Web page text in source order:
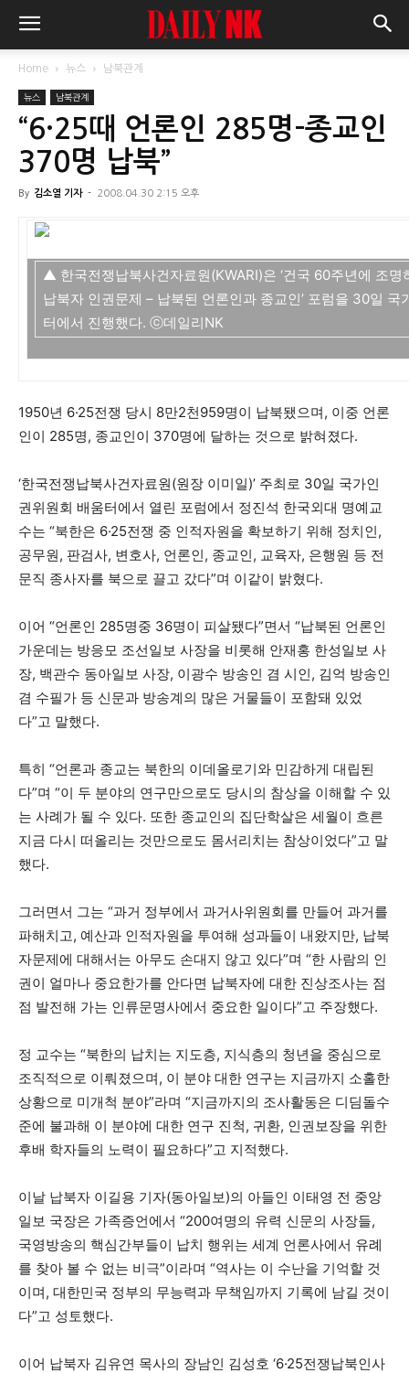
Home 뉴스 남북관계
뉴스 남북관계
“6·25때 언론인 285명-종교인
370명 납북”
By 김소열 기자 - 2008.04.30 2:15 오후
▲ 한국전쟁납북사건자료원(KWARI)은 ‘건국 60주년에 조명
납북자 인권문제 – 납북된 언론인과 종교인’ 포럼을 30일 국
터에서 진행했다. ⓒ데일리NK
1950년 6·25전쟁 당시 8만2천959명이 납북됐으며, 이중 언론
인이 285명, 종교인이 370명에 달하는 것으로 밝혀졌다.
‘한국전쟁납북사건자료원(원장 이미일)’ 주최로 30일 국가인
권위원회 배움터에서 열린 포럼에서 정진석 한국외대 명예교
수는 “북한은 6·25전쟁 중 인적자원을 확보하기 위해 정치인,
공무원, 판검사, 변호사, 언론인, 종교인, 교육자, 은행원 등 전
문직 종사자를 북으로 끌고 갔다”며 이같이 밝혔다.
이어 “언론인 285명중 36명이 피살됐다”면서 “납북된 언론인
가운데는 방응모 조선일보 사장을 비롯해 안재홍 한성일보 사
장, 백관수 동아일보 사장, 이광수 방송인 겸 시인, 김억 방송인
겸 수필가 등 신문과 방송계의 많은 거물들이 포함돼 있었
다”고 말했다.
특히 “언론과 종교는 북한의 이데올로기와 민감하게 대립된
다”며 “이 두 분야의 연구만으로도 당시의 참상을 이해할 수 있
는 사례가 될 수 있다. 또한 종교인의 집단학살은 세월이 흐른
지금 다시 떠올리는 것만으로도 몸서리치는 참상이었다”고 말
했다.
그러면서 그는 “과거 정부에서 과거사위원회를 만들어 과거를
파해치고, 예산과 인적자원을 투여해 성과들이 내왔지만, 납북
자문제에 대해서는 아무도 손대지 않고 있다”며 “한 사람의 인
권이 얼마나 중요한가를 안다면 납북자에 대한 진상조사는 점
점 발전해 가는 인류문명사에서 중요한 일이다”고 주장했다.
정 교수는 “북한의 납치는 지도층, 지식층의 청년을 중심으로
조직적으로 이뤄졌으며, 이 분야 대한 연구는 지금까지 소홀한
상황으로 미개척 분야”라며 “지금까지의 조사활동은 디딤돌수
준에 불과해 이 분야에 대한 연구 진척, 귀환, 인권보장을 위한
후배 학자들의 노력이 필요하다”고 지적했다.
이날 납북자 이길용 기자(동아일보)의 아들인 이태영 전 중앙
일보 국장은 가족증언에서 “200여명의 유력 신문의 사장들,
국영방송의 핵심간부들이 납치 행위는 세계 언론사에서 유례
를 찾아 볼 수 없는 비극”이라며 “역사는 이 수난을 기억할 것
이며, 대한민국 정부의 무능력과 무책임까지 기록에 남길 것이
다”고 성토했다.
이어 납북자 김유연 목사의 장남인 김성호 ‘6·25전쟁납북인사